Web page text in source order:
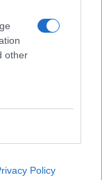
other
Policy
μέρα.